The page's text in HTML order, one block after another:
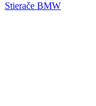
Stierače BMW